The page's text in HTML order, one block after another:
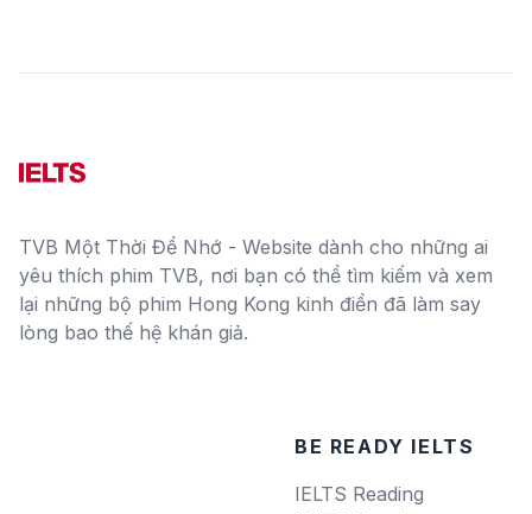
TVB Một Thời Để Nhớ - Website dành cho những ai
yêu thích phim TVB, nơi bạn có thể tìm kiếm và xem
lại những bộ phim Hong Kong kinh điển đã làm say
lòng bao thế hệ khán giả.
BE READY IELTS
IELTS Reading